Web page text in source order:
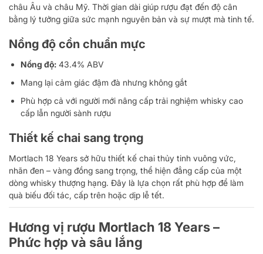
châu Âu và châu Mỹ. Thời gian dài giúp rượu đạt đến độ cân
bằng lý tưởng giữa sức mạnh nguyên bản và sự mượt mà tinh tế.
Nồng độ cồn chuẩn mực
Nồng độ: 43.4% ABV
Mang lại cảm giác đậm đà nhưng không gắt
Phù hợp cả với người mới nâng cấp trải nghiệm whisky cao
cấp lẫn người sành rượu
Thiết kế chai sang trọng
Mortlach 18 Years sở hữu thiết kế chai thủy tinh vuông vức,
nhãn đen – vàng đồng sang trọng, thể hiện đẳng cấp của một
dòng whisky thượng hạng. Đây là lựa chọn rất phù hợp để làm
quà biếu đối tác, cấp trên hoặc dịp lễ tết.
Hương vị rượu Mortlach 18 Years –
Phức hợp và sâu lắng